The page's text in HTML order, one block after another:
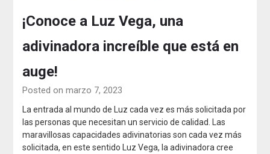
¡Conoce a Luz Vega, una
adivinadora increíble que está en
auge!
Posted on marzo 7, 2023
La entrada al mundo de Luz cada vez es más solicitada por
las personas que necesitan un servicio de calidad. Las
maravillosas capacidades adivinatorias son cada vez más
solicitada, en este sentido Luz Vega, la adivinadora cree